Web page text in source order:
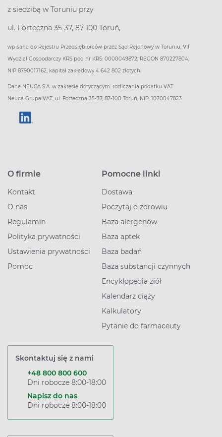
z siedzibą w Toruniu przy
ul. Forteczna 35-37, 87-100 Toruń,
wpisana do Rejestru Przedsiębiorców przez Sąd Rejonowy w Toruniu, VII
Wydział Gospodarczy KRS pod nr KRS: 0000049872, REGON 870227804,
NIP 8790017162, kapitał zakładowy 4 642 802 złotych.
Dane NEUCA S.A. w zakresie dotyczącym: rozliczania podatku VAT:
Neuca Grupa VAT, ul. Forteczna 35-37, 87-100 Toruń, NIP: 1070047823
O firmie
Kontakt
O nas
Regulamin
Polityka prywatności
Ustawienia prywatności
Pomoc
Pomocne linki
Dostawa
Poczytaj o zdrowiu
Baza alergenów
Baza aptek
Baza badań
Baza substancji czynnych
Encyklopedia ziół
Kalendarz ciąży
Kalkulatory
Pytanie do farmaceuty
Skontaktuj się z nami
+48 800 800 600
Dni robocze 8:00-18:00
Napisz do nas
Dni robocze 8:00-18:00